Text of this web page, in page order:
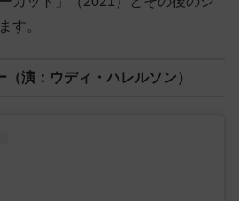
す。
演：ウディ・ハレルソン）